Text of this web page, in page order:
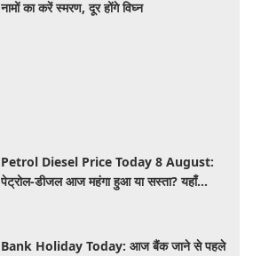
नामों का करें स्मरण, दूर होंगे विघ्न
Petrol Diesel Price Today 8 August:
पेट्रोल-डीजल आज महंगा हुआ या सस्ता? यहाँ
Bank Holiday Today: आज बैंक जाने से पहले